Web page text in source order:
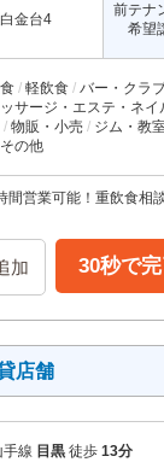
金台4
前テナ
希望
軽飲食 バー・クラ
ッサージ・エステ・ネイ
物販・小売 ジム・教
の他
間営業可能！重飲食相
加 30秒で
店舗
線 目黒 徒歩 13分